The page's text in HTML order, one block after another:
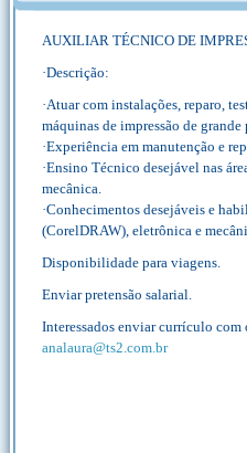
AUXILIAR TÉCNICO DE
·Descrição:
·Atuar com instalações, reparo,
máquinas de impressão de grande
·Experiência em manutenção e
·Ensino Técnico desejável nas
mecânica.
·Conhecimentos desejáveis e
(CorelDRAW), eletrônica e
Disponibilidade para viagens.
Enviar pretensão salarial.
Interessados enviar currículo com
analaura@ts2.com.br